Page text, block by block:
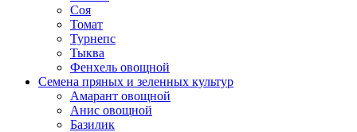
Соя
Томат
Турнепс
Тыква
Фенхель овощной
Семена пряных и зеленных культур
Амарант овощной
Анис овощной
Базилик